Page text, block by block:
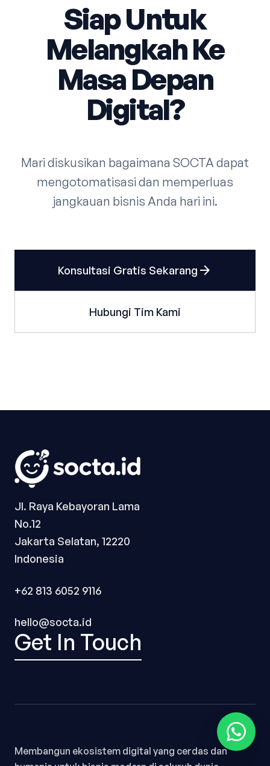
Siap Untuk
Melangkah Ke
Masa Depan
Digital?
Mari diskusikan bagaimana SOCTA dapat
mengotomatisasi dan memperluas
jangkauan bisnis Anda hari ini.
Konsultasi Gratis Sekarang arrow_forward
Hubungi Tim Kami
Jl. Raya Kebayoran Lama
No.12
Jakarta Selatan, 12220
Indonesia
+62 813 6052 9116
hello@socta.id
Get In Touch
Membangun ekosistem digital yang cerdas dan